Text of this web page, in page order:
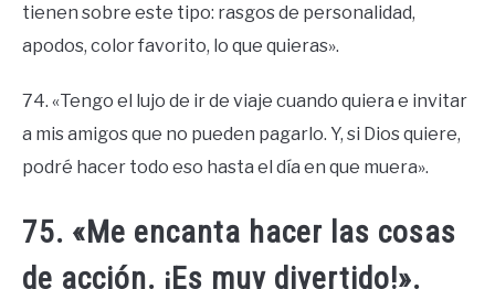
tienen sobre este tipo: rasgos de personalidad,
apodos, color favorito, lo que quieras».
74. «Tengo el lujo de ir de viaje cuando quiera e invitar
a mis amigos que no pueden pagarlo. Y, si Dios quiere,
podré hacer todo eso hasta el día en que muera».
75. «Me encanta hacer las cosas
de acción. ¡Es muy divertido!».